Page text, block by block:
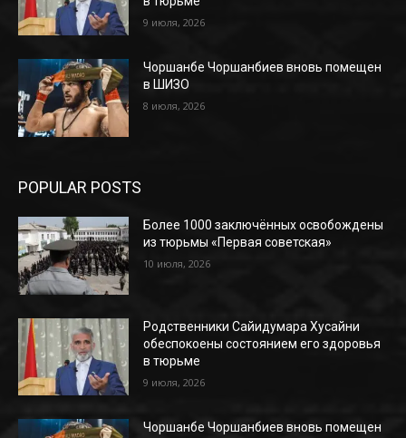
9 июля, 2026
Чоршанбе Чоршанбиев вновь помещен
в ШИЗО
8 июля, 2026
POPULAR POSTS
Более 1000 заключённых освобождены
из тюрьмы «Первая советская»
10 июля, 2026
Родственники Сайидумара Хусайни
обеспокоены состоянием его здоровья
в тюрьме
9 июля, 2026
Чоршанбе Чоршанбиев вновь помещен